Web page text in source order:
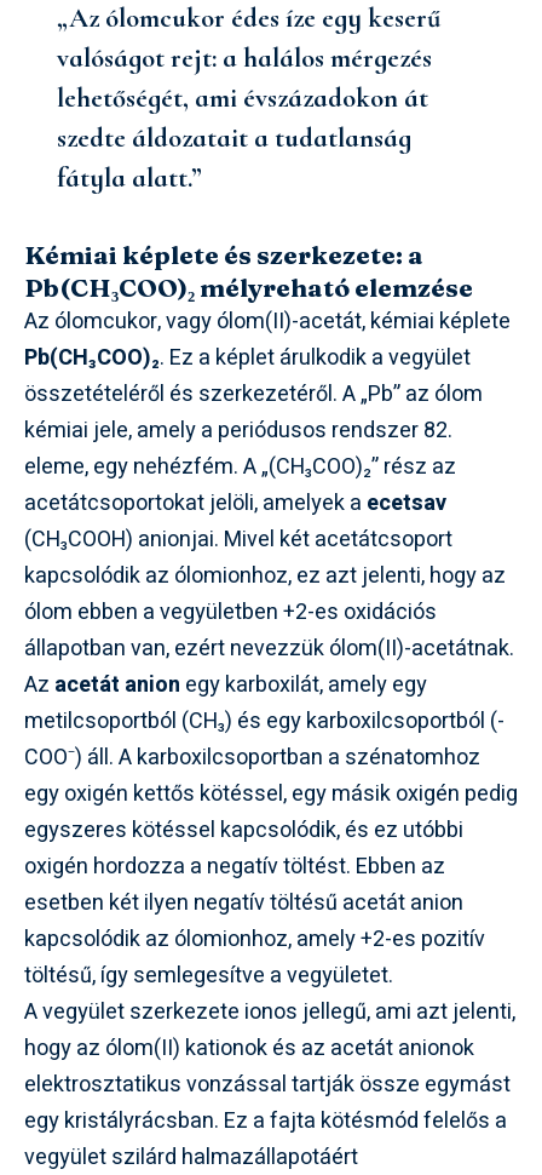
„Az ólomcukor édes íze egy keserű
valóságot rejt: a halálos mérgezés
lehetőségét, ami évszázadokon át
szedte áldozatait a tudatlanság
fátyla alatt.”
Kémiai képlete és szerkezete: a
Pb(CH₃COO)₂ mélyreható elemzése
Az ólomcukor, vagy ólom(II)-acetát, kémiai képlete
Pb(CH₃COO)₂. Ez a képlet árulkodik a vegyület
összetételéről és szerkezetéről. A „Pb” az ólom
kémiai jele, amely a periódusos rendszer 82.
eleme, egy nehézfém. A „(CH₃COO)₂” rész az
acetátcsoportokat jelöli, amelyek a ecetsav
(CH₃COOH) anionjai. Mivel két acetátcsoport
kapcsolódik az ólomionhoz, ez azt jelenti, hogy az
ólom ebben a vegyületben +2-es oxidációs
állapotban van, ezért nevezzük ólom(II)-acetátnak.
Az acetát anion egy karboxilát, amely egy
metilcsoportból (CH₃) és egy karboxilcsoportból (-
COO⁻) áll. A karboxilcsoportban a szénatomhoz
egy oxigén kettős kötéssel, egy másik oxigén pedig
egyszeres kötéssel kapcsolódik, és ez utóbbi
oxigén hordozza a negatív töltést. Ebben az
esetben két ilyen negatív töltésű acetát anion
kapcsolódik az ólomionhoz, amely +2-es pozitív
töltésű, így semlegesítve a vegyületet.
A vegyület szerkezete ionos jellegű, ami azt jelenti,
hogy az ólom(II) kationok és az acetát anionok
elektrosztatikus vonzással tartják össze egymást
egy kristályrácsban. Ez a fajta kötésmód felelős a
vegyület szilárd halmazállapotáért